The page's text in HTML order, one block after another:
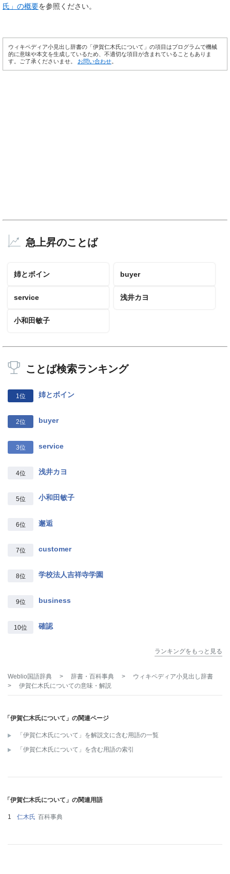
氏」の概要を参照ください。
ウィキペディア小見出し辞書の「伊賀仁木氏について」の項目はプログラムで機械
的に意味や本文を生成しているため、不適切な項目が含まれていることもありま
す。ご了承くださいませ。 お問い合わせ
急上昇のことば
姉とボイン buyer
service 浅井カヨ
小和田敏子
ことば検索ランキング
1位 姉とボイン
2位 buyer
3位 service
4位 浅井カヨ
5位 小和田敏子
6位 邂逅
7位 customer
8位 学校法人吉祥寺学園
9位 business
10位 確認
ランキングをもっと見る
Weblio国語辞典 > 辞書・百科事典 >
ウィキペディア小見出し辞書
>
伊賀仁木氏についての意味・解説
「伊賀仁木氏について」の関連ページ
「伊賀仁木氏について」を解説文に含む用語の一覧
「伊賀仁木氏について」を含む用語の索引
「伊賀仁木氏について」の関連用語
仁木氏 百科事典